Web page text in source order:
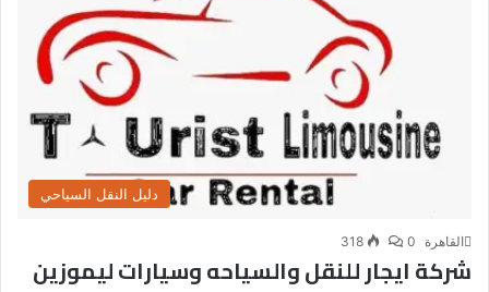
دليل النقل السياحي
القاهرة 0
318
شركة ايجار للنقل والسياحه وسيارات ليموزين